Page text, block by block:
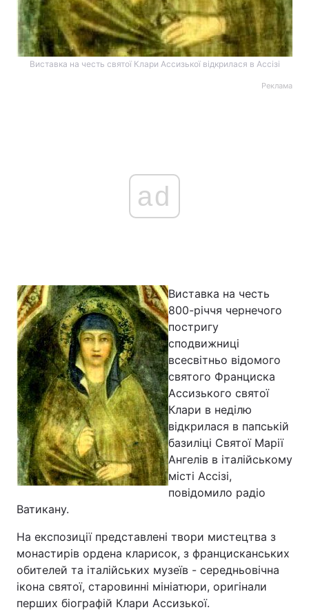
Виставка на честь святої Клари Ассизької відкрилася в Ассізі
Реклама
ad
Виставка на честь
800-річчя чернечого
постригу
сподвижниці
всесвітньо відомого
святого Франциска
Ассизького святої
Клари в неділю
відкрилася в папській
базиліці Святої Марії
Ангелів в італійському
місті Ассізі,
повідомило радіо
Ватикану.
На експозиції представлені твори мистецтва з
монастирів ордена кларисок, з францисканських
обителей та італійських музеїв - середньовічна
ікона святої, старовинні мініатюри, оригінали
перших біографій Клари Ассизької.